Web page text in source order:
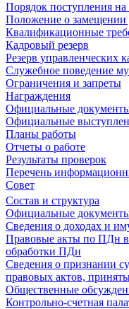
Порядок поступления
Положение о замещении
Квалификационные
Кадровый резерв
Резерв управленческих
Служебное поведение
Ограничения и запреты
Награждения
Официальные
Официальные
Планы работы
Отчеты о работе
Результаты проверок
Перечень
Совет
Состав и структура
Официальные
Сведения о доходах и
Правовые акты по ПДн
обработки ПДн
Сведения о признании
правовых актов,
Общественные
Контрольно-счетная